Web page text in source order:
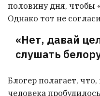
половину дня, чтобы
Однако тот не
«Нет, давай
слушать
Блогер полагает,
человека
«Не обязаны».